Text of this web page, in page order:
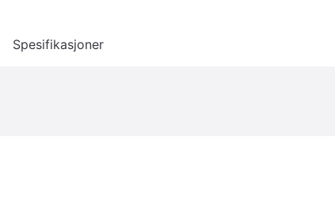
Spesifikasjoner